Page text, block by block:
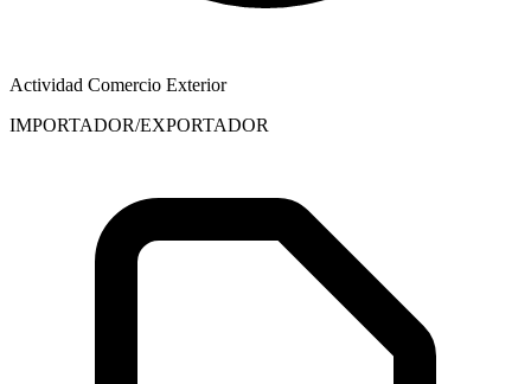
Actividad Comercio Exterior
IMPORTADOR/EXPORTADOR